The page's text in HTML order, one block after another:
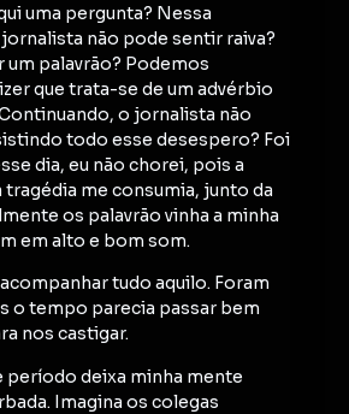
uma pergunta? Nessa
não pode sentir raiva?
palavrão? Podemos
que trata-se de um advérbio
o jornalista não
todo esse desespero? Foi
dia, eu não chorei, pois a
me consumia, junto da
os palavrão vinha a minha
em alto e bom som.
tudo aquilo. Foram
o tempo parecia passar bem
nos castigar.
período deixa minha mente
Imagina os colegas